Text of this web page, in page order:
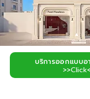
บริการออกแบบอ